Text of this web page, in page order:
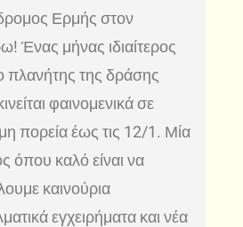
Ερμής στον
Ένας μήνας ιδιαίτερος
πλανήτης της δράσης
φαινομενικά σε
πορεία έως τις 12/1. Μία
όπου καλό είναι να
καινούρια
εγχειρήματα και νέα